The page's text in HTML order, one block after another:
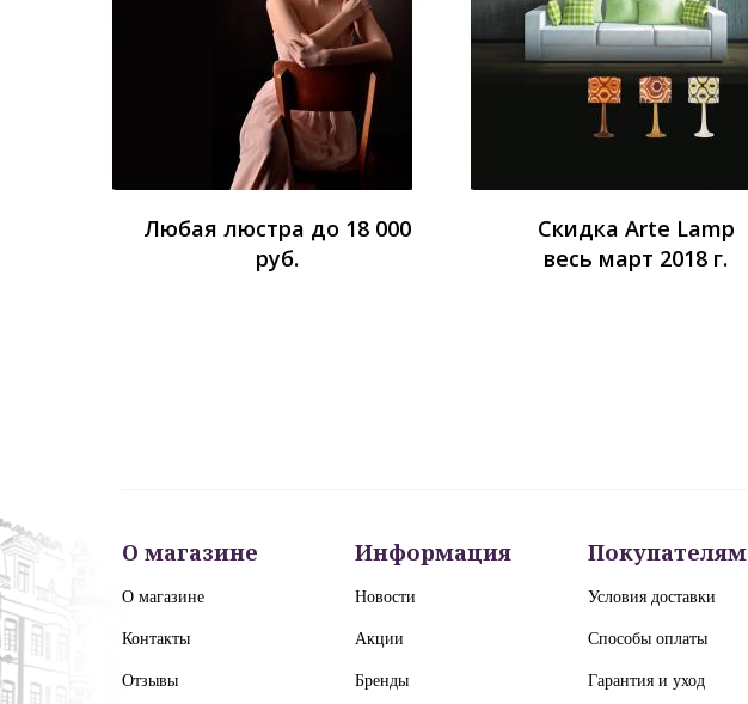
Любая люстра до 18 000
руб.
Скидка Arte Lamp
весь март 2018 г.
О магазине
О магазине
Контакты
Отзывы
Информация
Новости
Акции
Бренды
Покупателям
Условия доставки
Способы оплаты
Гарантия и уход